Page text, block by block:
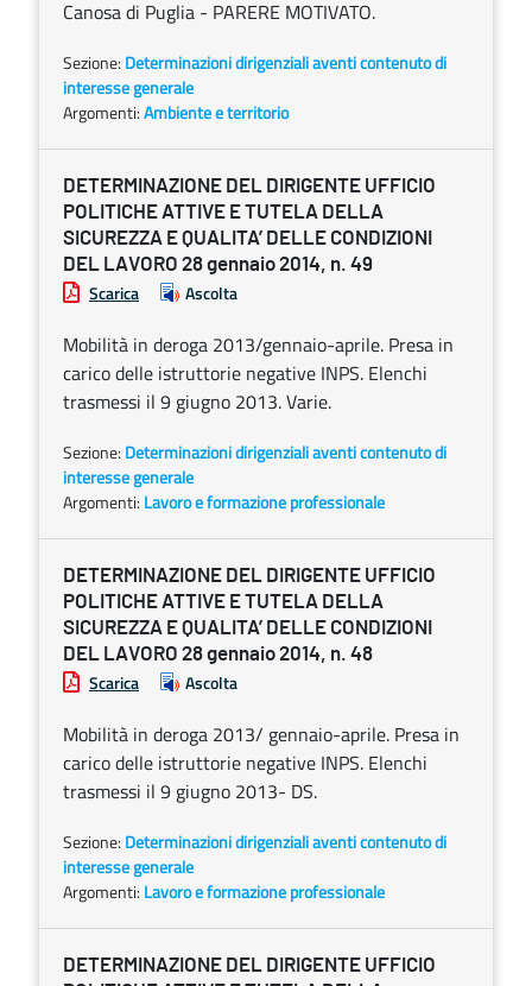
Canosa di Puglia - PARERE MOTIVATO.
Sezione: Determinazioni dirigenziali aventi contenuto di
interesse generale
Argomenti:Ambiente e territorio
DETERMINAZIONE DEL DIRIGENTE UFFICIO
POLITICHE ATTIVE E TUTELA DELLA
SICUREZZA E QUALITA’ DELLE CONDIZIONI
DEL LAVORO 28 gennaio 2014, n. 49
Scarica Ascolta
Mobilità in deroga 2013/gennaio-aprile. Presa in
carico delle istruttorie negative INPS. Elenchi
trasmessi il 9 giugno 2013. Varie.
Sezione: Determinazioni dirigenziali aventi contenuto di
interesse generale
Argomenti: Lavoro e formazione professionale
DETERMINAZIONE DEL DIRIGENTE UFFICIO
POLITICHE ATTIVE E TUTELA DELLA
SICUREZZA E QUALITA’ DELLE CONDIZIONI
DEL LAVORO 28 gennaio 2014, n. 48
Scarica Ascolta
Mobilità in deroga 2013/ gennaio-aprile. Presa in
carico delle istruttorie negative INPS. Elenchi
trasmessi il 9 giugno 2013- DS.
Sezione: Determinazioni dirigenziali aventi contenuto di
interesse generale
Argomenti: Lavoro e formazione professionale
DETERMINAZIONE DEL DIRIGENTE UFFICIO